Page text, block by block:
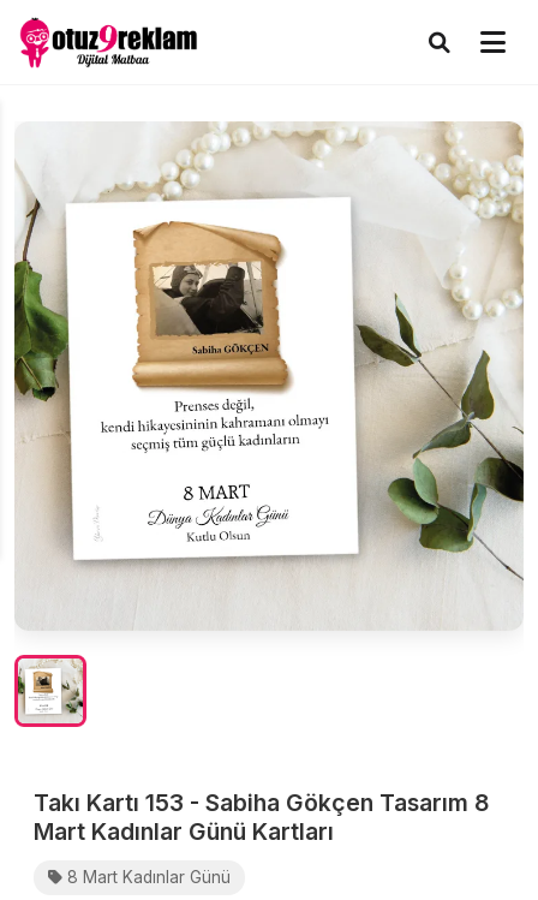
Takı Kartı 153 - Sabiha Gökçen Tasarım 8
Mart Kadınlar Günü Kartları
8 Mart Kadınlar Günü